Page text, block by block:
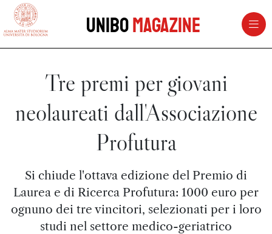
vai al contenuto della pagina
UniboMagazine
Tre premi per giovani
neolaureati dall'Associazione
Profutura
Si chiude l'ottava edizione del Premio di
Laurea e di Ricerca Profutura: 1000 euro per
ognuno dei tre vincitori, selezionati per i loro
studi nel settore medico-geriatrico